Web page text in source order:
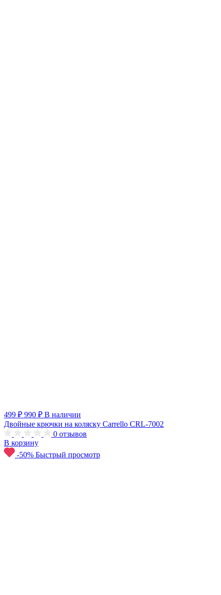
499 ₽ 990 ₽ В наличии
Двойные крючки на коляску Carrello CRL-7002
0 отзывов
В корзину
-50% Быстрый просмотр